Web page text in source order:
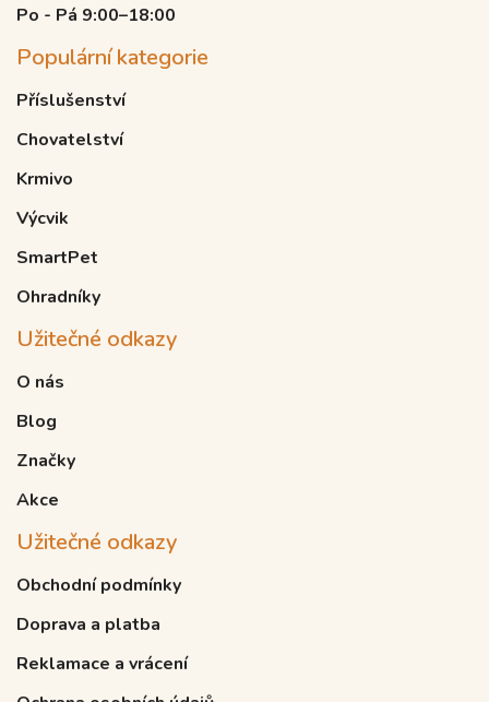
Po - Pá 9:00–18:00
Populární kategorie
Příslušenství
Chovatelství
Krmivo
Výcvik
SmartPet
Ohradníky
Užitečné odkazy
O nás
Blog
Značky
Akce
Užitečné odkazy
Obchodní podmínky
Doprava a platba
Reklamace a vrácení